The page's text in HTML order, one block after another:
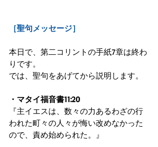
［聖句メッセージ］
本日で、第二コリントの手紙7章は終わ
りです。
では、聖句をあげてから説明します。
・マタイ福音書11:20
『主イエスは、数々の力あるわざの行
われた町々の人々が悔い改めなかった
ので、責め始められた。』